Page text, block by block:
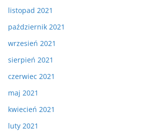
listopad 2021
październik 2021
wrzesień 2021
sierpień 2021
czerwiec 2021
maj 2021
kwiecień 2021
luty 2021